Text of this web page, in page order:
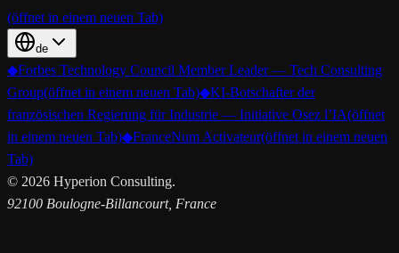
(öffnet in einem neuen Tab)
de
◆Forbes Technology Council Member Leader — Tech Consulting
Group(öffnet in einem neuen Tab)◆KI-Botschafter der
französischen Regierung für Industrie — Initiative Osez l’IA(öffnet
in einem neuen Tab)◆FranceNum Activateur(öffnet in einem neuen
Tab)
© 2026 Hyperion Consulting.
92100 Boulogne-Billancourt, France